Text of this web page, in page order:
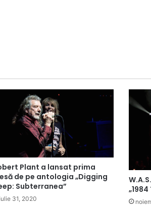
Plant a lansat prima
de pe antologia „Digging
Subterranea”
31, 2020
„1984